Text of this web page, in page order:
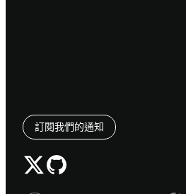
訂閱我們的通知